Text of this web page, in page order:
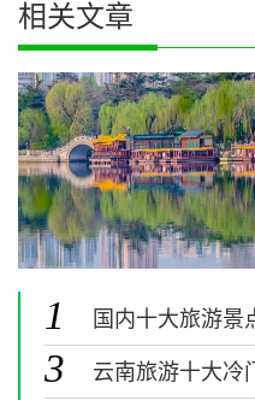
相关文章
1
国内十大旅游景
点排行榜)
3 云南旅游十大冷